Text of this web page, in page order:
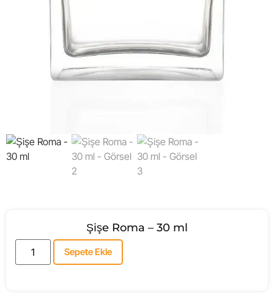
Şişe Roma – 30 ml
Sepete Ekle